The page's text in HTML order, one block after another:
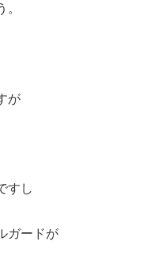
が
すし
ガードが